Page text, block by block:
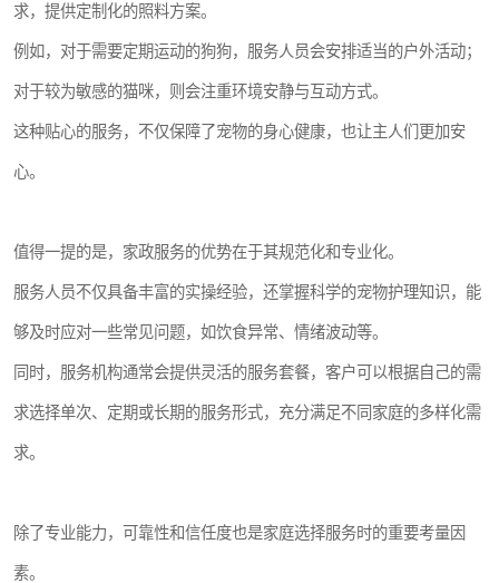
求，提供定制化的照料方案。
例如，对于需要定期运动的狗狗，服务人员会安排适当的户外活动；
对于较为敏感的猫咪，则会注重环境安静与互动方式。
这种贴心的服务，不仅保障了宠物的身心健康，也让主人们更加安
心。
值得一提的是，家政服务的优势在于其规范化和专业化。
服务人员不仅具备丰富的实操经验，还掌握科学的宠物护理知识，能
够及时应对一些常见问题，如饮食异常、情绪波动等。
同时，服务机构通常会提供灵活的服务套餐，客户可以根据自己的需
求选择单次、定期或长期的服务形式，充分满足不同家庭的多样化需
求。
除了专业能力，可靠性和信任度也是家庭选择服务时的重要考量因
素。